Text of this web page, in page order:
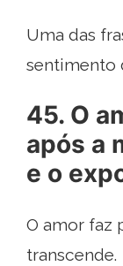
Uma das
sentimento
45. O
após a
e o
O amor faz
transcende.